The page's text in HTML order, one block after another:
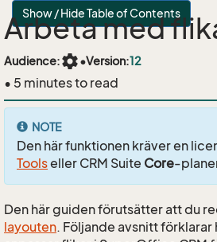
Show / Hide Table of Contents
Arbeta med
Audience:settings•Version:12
• 5 minutes to read
NOTE
Den här funktionen kräver en
Toolseller CRM Suite Core-
Den här guiden förutsätter att du
layouten. Följande avsnitt